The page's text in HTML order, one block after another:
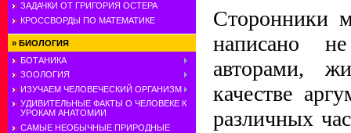
ЗАДАЧКИ ОТ ГРИГОРИЯ ОСТЕРА
КРОССВОРДЫ ПО МАТЕМАТИКЕ
» БИОЛОГИЯ
БОТАНИКА
ЗООЛОГИЯ
ИЗУЧАЕМ ЧЕЛОВЕЧЕСКИЙ ОРГАНИЗМ
УДИВИТЕЛЬНЫЕ ФАКТЫ О ЧЕЛОВЕКЕ К
УРОКАМ АНАТОМИИ
САМЫЕ НЕОБЫЧНЫЕ ПРИРОДНЫЕ
Сторонники
написано
авторами,
качестве
различных